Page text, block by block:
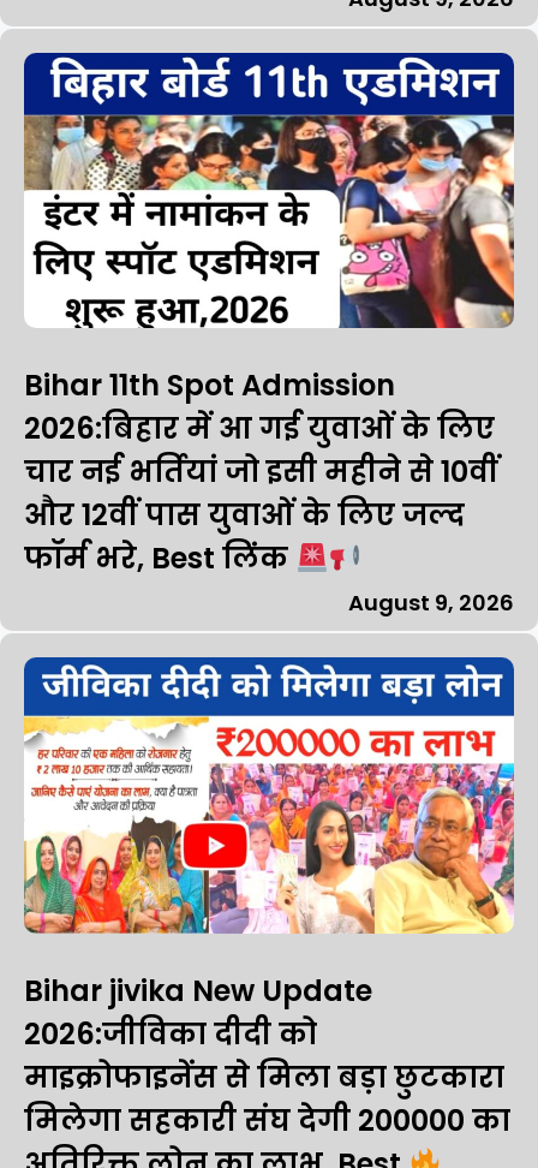
Bihar 11th Spot Admission
2026:बिहार में आ गई युवाओं के लिए
चार नई भर्तियां जो इसी महीने से 10वीं
और 12वीं पास युवाओं के लिए जल्द
फॉर्म भरे, Best लिंक
August 9, 2026
Bihar jivika New Update
2026:जीविका दीदी को
माइक्रोफाइनेंस से मिला बड़ा छुटकारा
मिलेगा सहकारी संघ देगी ₹200000 का